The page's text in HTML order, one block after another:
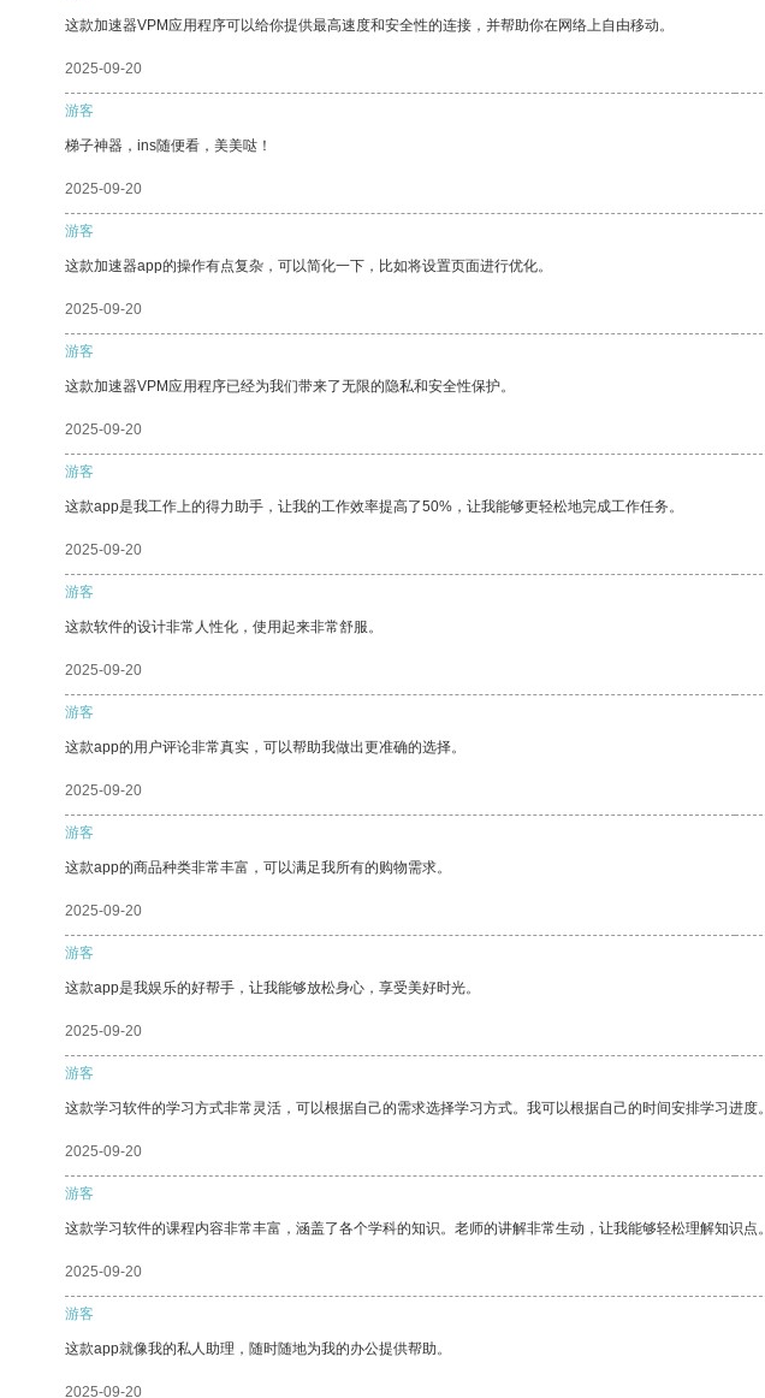
这款加速器VPM应用程序可以给你提供最高速度和安全性的连接，并帮助你在网络上自由移动。
2025-09-20
游客
梯子神器，ins随便看，美美哒！
2025-09-20
游客
这款加速器app的操作有点复杂，可以简化一下，比如将设置页面进行优化。
2025-09-20
游客
这款加速器VPM应用程序已经为我们带来了无限的隐私和安全性保护。
2025-09-20
游客
这款app是我工作上的得力助手，让我的工作效率提高了50%，让我能够更轻松地完成工作任务。
2025-09-20
游客
这款软件的设计非常人性化，使用起来非常舒服。
2025-09-20
游客
这款app的用户评论非常真实，可以帮助我做出更准确的选择。
2025-09-20
游客
这款app的商品种类非常丰富，可以满足我所有的购物需求。
2025-09-20
游客
这款app是我娱乐的好帮手，让我能够放松身心，享受美好时光。
2025-09-20
游客
这款学习软件的学习方式非常灵活，可以根据自己的需求选择学习方式。我可以根据自己的时间安排学习进度。
2025-09-20
游客
这款学习软件的课程内容非常丰富，涵盖了各个学科的知识。老师的讲解非常生动，让我能够轻松理解知识点。
2025-09-20
游客
这款app就像我的私人助理，随时随地为我的办公提供帮助。
2025-09-20